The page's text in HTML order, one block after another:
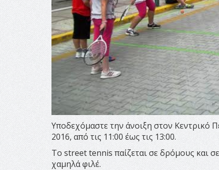
Υποδεχόμαστε την άνοιξη στον Κεντρικό
2016, από τις 11:00 έως τις 13:00.
Το street tennis παίζεται σε δρόμους και
χαμηλά φιλέ.